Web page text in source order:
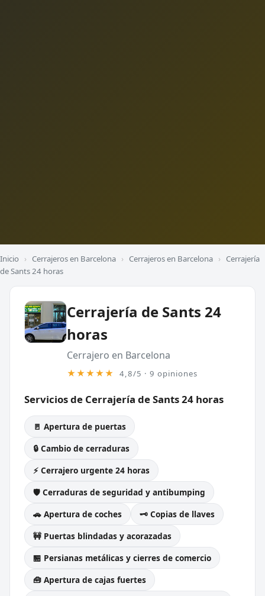
Inicio › Cerrajeros en Barcelona › Cerrajeros en Barcelona › Cerrajería
de Sants 24 horas
Cerrajería de Sants 24
horas
Cerrajero en Barcelona
★★★★★ 4,8/5 · 9 opiniones
Servicios de Cerrajería de Sants 24 horas
🚪 Apertura de puertas
🔒 Cambio de cerraduras
⚡ Cerrajero urgente 24 horas
🛡️ Cerraduras de seguridad y antibumping
🚗 Apertura de coches
🗝️ Copias de llaves
🚧 Puertas blindadas y acorazadas
🏪 Persianas metálicas y cierres de comercio
🧰 Apertura de cajas fuertes